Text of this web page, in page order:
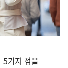
5가지 점을